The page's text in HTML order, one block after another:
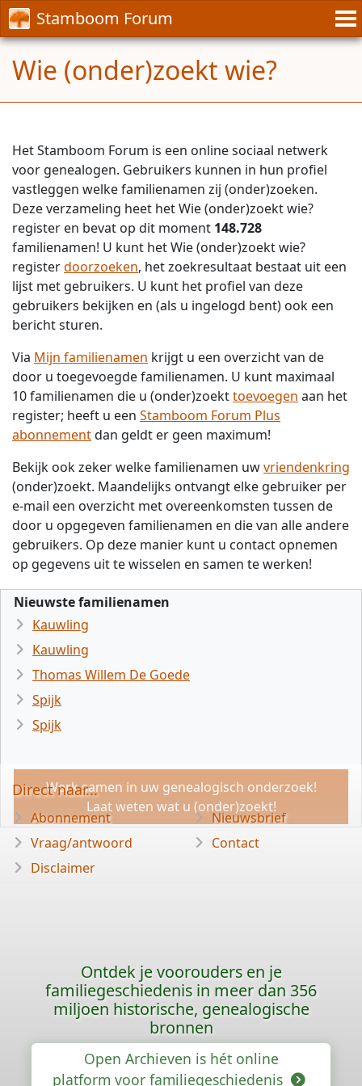
Stamboom Forum
Wie (onder)zoekt wie?
Het Stamboom Forum is een online sociaal netwerk
voor genealogen. Gebruikers kunnen in hun profiel
vastleggen welke familienamen zij (onder)zoeken.
Deze verzameling heet het Wie (onder)zoekt wie?
register en bevat op dit moment 148.728
familienamen! U kunt het Wie (onder)zoekt wie?
registerdoorzoeken, het zoekresultaat bestaat uit een
lijst met gebruikers. U kunt het profiel van deze
gebruikers bekijken en (als u ingelogd bent) ook een
bericht sturen.
Via Mijn familienamen krijgt u een overzicht van de
door u toegevoegde familienamen. U kunt maximaal
10 familienamen die u (onder)zoekttoevoegen aan het
register; heeft u een Stamboom Forum Plus
abonnementdan geldt er geen maximum!
Bekijk ook zeker welke familienamen uwvriendenkring
(onder)zoekt. Maandelijks ontvangt elke gebruiker per
e-mail een overzicht met overeenkomsten tussen de
door u opgegeven familienamen en die van alle andere
gebruikers. Op deze manier kunt u contact opnemen
op gegevens uit te wisselen en samen te werken!
Nieuwste familienamen
Kauwling
Kauwling
Thomas Willem De Goede
Spijk
Spijk
Werk samen in uw genealogisch onderzoek!
Laat weten wat u (onder)zoekt!
Direct naar...
Abonnement
Vraag/antwoord
Disclaimer
Nieuwsbrief
Contact
Ontdek je voorouders en je
familiegeschiedenis in meer dan 356
miljoen historische, genealogische
bronnen
Open Archieven is hét online
platform voor familiegeschiedenis